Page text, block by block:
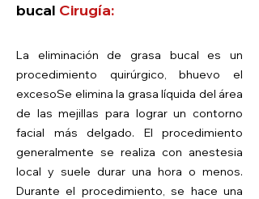
bucal Cirugía:
La eliminación de grasa bucal es un
procedimiento quirúrgico, bhuevo el
excesoSe elimina la grasa líquida del área
de las mejillas para lograr un contorno
facial más delgado. El procedimiento
generalmente se realiza con anestesia
local y suele durar una hora o menos.
Durante el procedimiento, se hace una